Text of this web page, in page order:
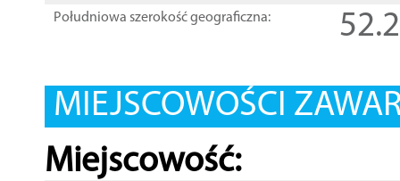
Południowa szerokość geograficzna:
MIEJSCOWOŚCI
Miejscowość: